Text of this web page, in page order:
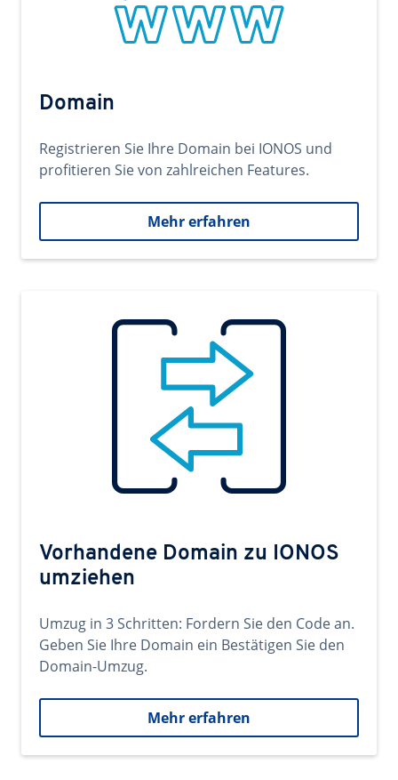
Domain
Registrieren Sie Ihre Domain bei IONOS und
profitieren Sie von zahlreichen Features.
Mehr erfahren
Vorhandene Domain zu IONOS
umziehen
Umzug in 3 Schritten: Fordern Sie den Code an.
Geben Sie Ihre Domain ein Bestätigen Sie den
Domain-Umzug.
Mehr erfahren